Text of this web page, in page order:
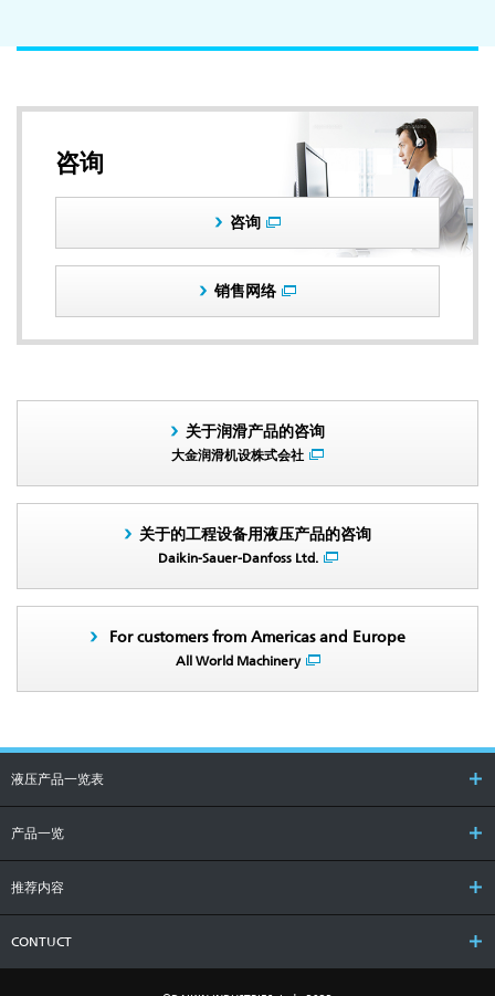
咨询
咨询
销售网络
关于润滑产品的咨询
大金润滑机设株式会社
关于的工程设备用液压产品的咨询
Daikin-Sauer-Danfoss Ltd.
For customers from Americas and Europe
All World Machinery
液压产品一览表
产品一览
推荐内容
CONTUCT